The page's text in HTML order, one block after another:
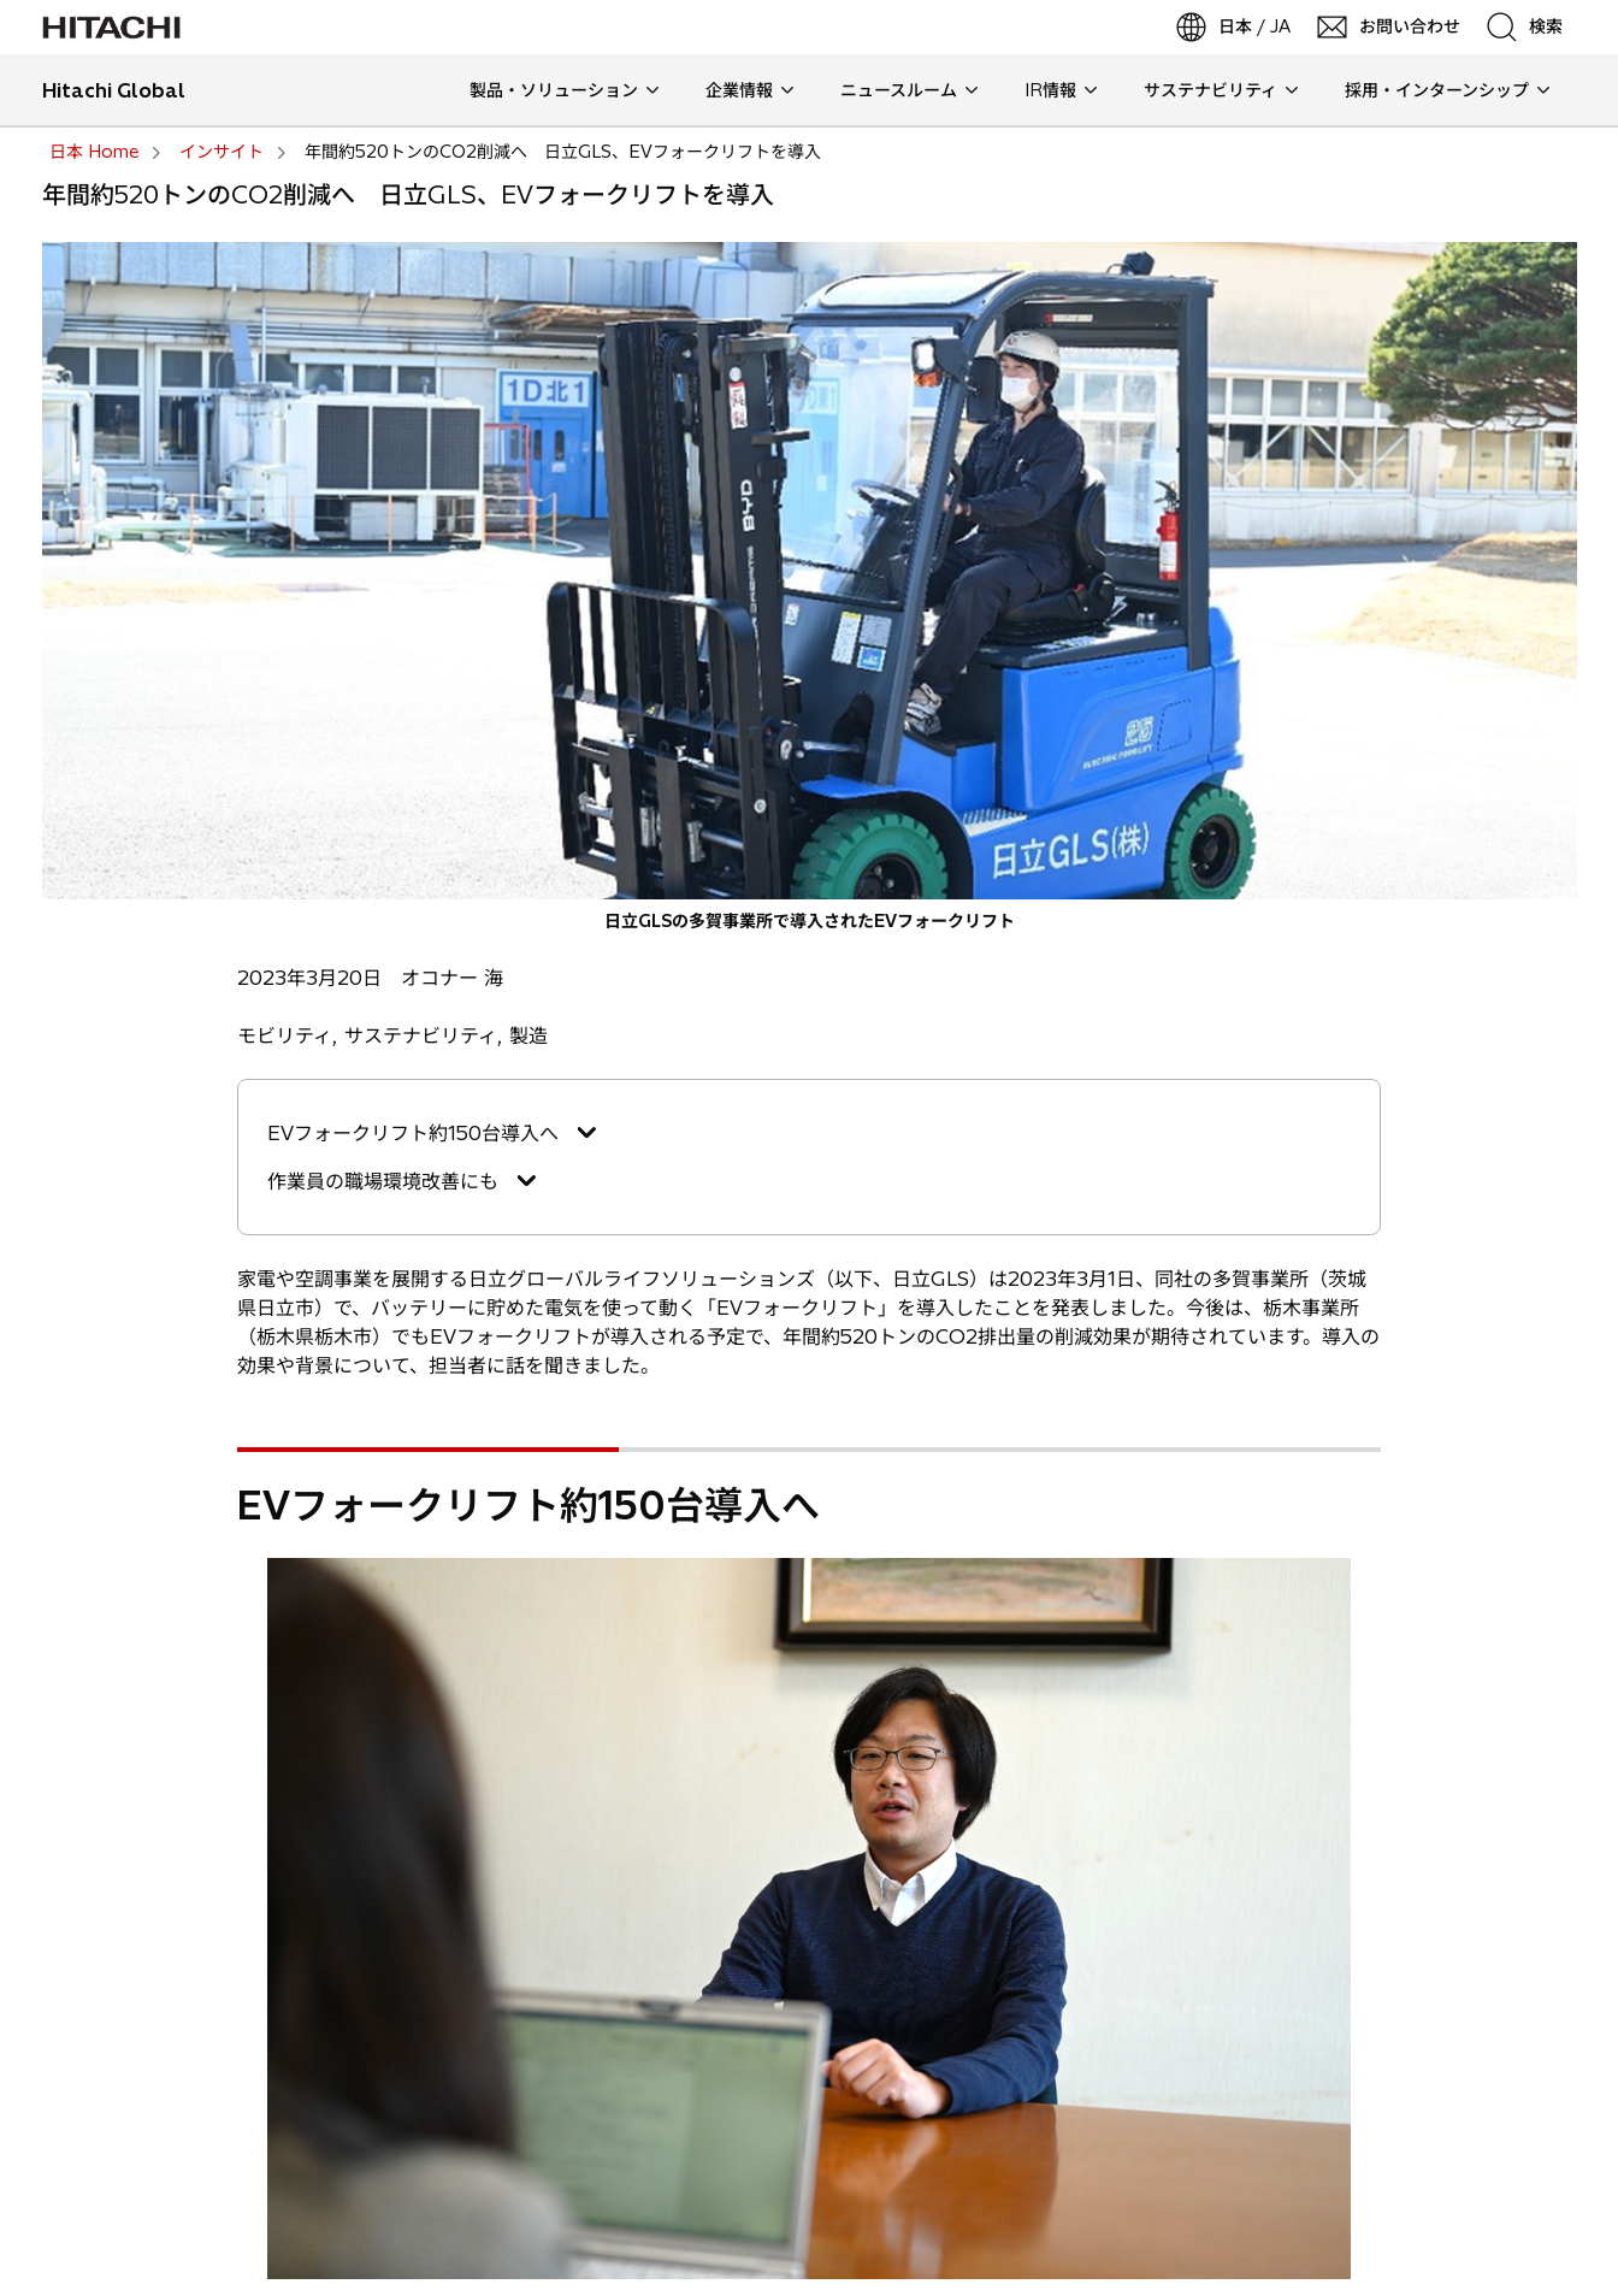
日本 / JA お問い合わせ 検索
検索
Hitachi Global 製品・ソリューション 企業情報 ニュースルーム IR情報 サステナビリティ 採用・インターンシップ
日本 Home インサイト 年間約520トンのCO2削減へ 日立GLS、EVフォークリフトを導入
年間約520トンのCO2削減へ 日立GLS、EVフォークリフトを導入
日立GLSの多賀事業所で導入されたEVフォークリフト
2023年3月20日 オコナー 海
モビリティ, サステナビリティ, 製造
EVフォークリフト約150台導入へ
作業員の職場環境改善にも
家電や空調事業を展開する日立グローバルライフソリューションズ（以下、日立GLS）は2023年3月1日、同社の多賀事業所（茨城
県日立市）で、バッテリーに貯めた電気を使って動く「EVフォークリフト」を導入したことを発表しました。今後は、栃木事業所
（栃木県栃木市）でもEVフォークリフトが導入される予定で、年間約520トンのCO2排出量の削減効果が期待されています。導入の
効果や背景について、担当者に話を聞きました。
EVフォークリフト約150台導入へ